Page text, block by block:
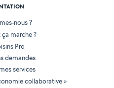
nous ?
marche ?
Pro
demandes
services
collaborative »